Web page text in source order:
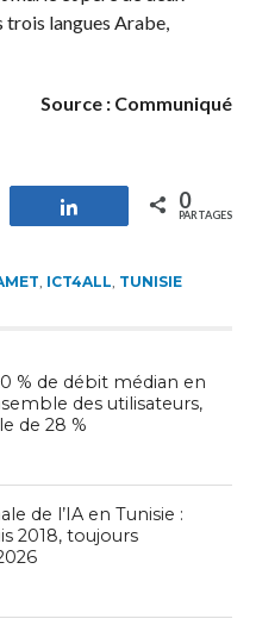
trois langues Arabe,
Source : Communiqué
Partagez 0
PARTAGES
ICT4ALL TUNISIE
% de débit médian en
des utilisateurs,
de 28 %
de l’IA en Tunisie :
2018, toujours